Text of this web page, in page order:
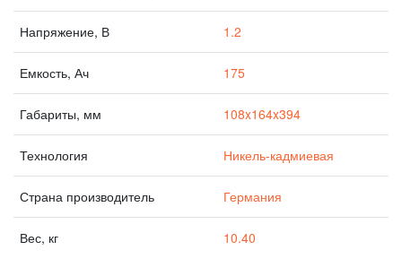
Напряжение, В 1.2
Емкость, Ач 175
Габариты, мм 108x164x394
Технология Никель-кадмиевая
Страна производитель Германия
Вес, кг 10.40